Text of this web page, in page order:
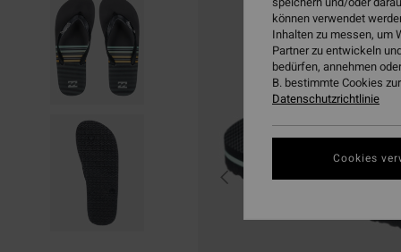
können verwendet
Inhalten zu messen, um
Partner zu entwickeln
bedürfen, annehmen
B. bestimmte Cookies
Datenschutzrichtlinie
Cookies